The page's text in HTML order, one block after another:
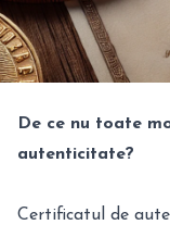
De ce nu toate
autenticitate?
Certificatul de